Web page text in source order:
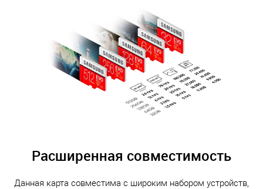
Расширенная совместимость
Данная карта совместима с широким набором устройств,